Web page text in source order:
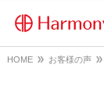
HOME お客様の声